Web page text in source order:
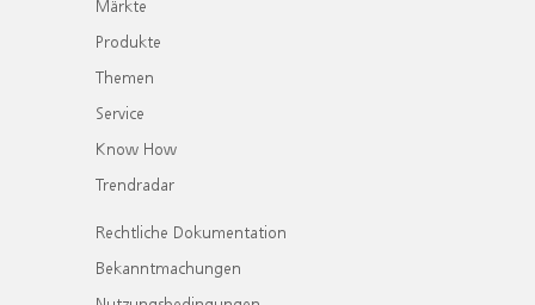
Märkte
Produkte
Themen
Service
Know How
Trendradar
Rechtliche Dokumentation
Bekanntmachungen